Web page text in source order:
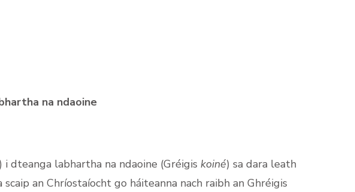
na ndaoine
i dteanga labhartha na ndaoine (Gréigiskoiné) sa dara leath
an Chríostaíocht go háiteanna nach raibh an Ghréigis